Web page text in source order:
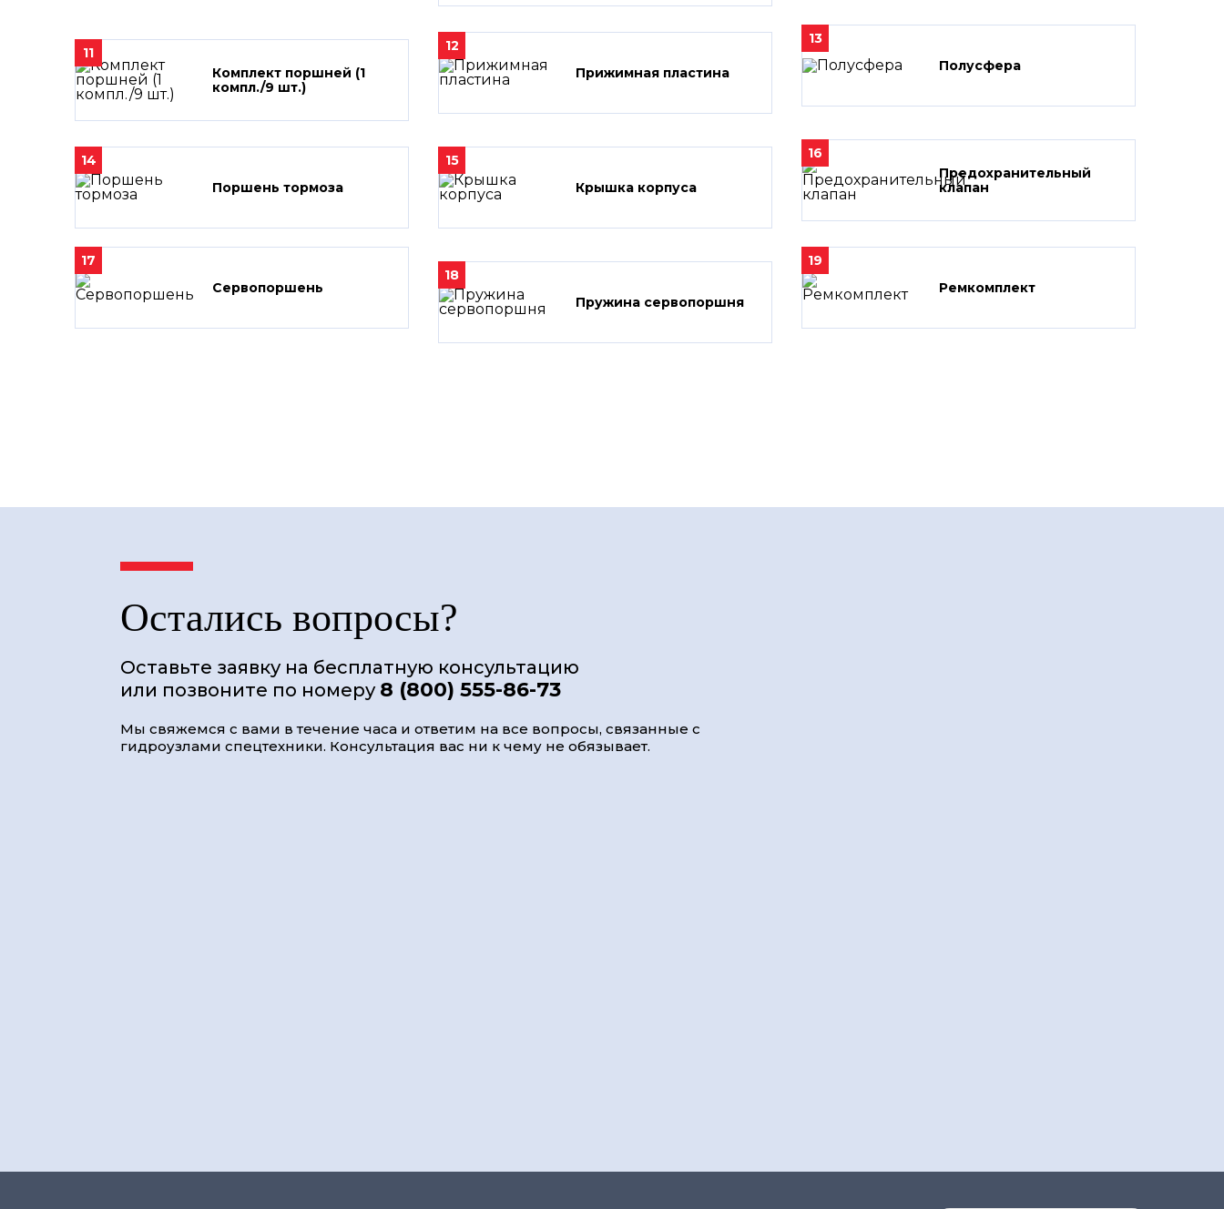
11
Комплект поршней (1
компл./9 шт.)
12
Прижимная пластина
13
Полусфера
14
Поршень тормоза
15
Крышка корпуса
16
Предохранительный
клапан
17
Сервопоршень
18
Пружина сервопоршня
19
Ремкомплект
Остались вопросы?
Оставьте заявку на бесплатную консультацию
или позвоните по номеру 8 (800) 555-86-73
Мы свяжемся с вами в течение часа и ответим на все вопросы, связанные с
гидроузлами спецтехники. Консультация вас ни к чему не обязывает.